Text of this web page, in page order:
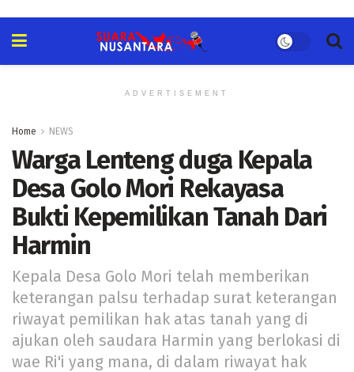
ADVERTISEMENT
Home NEWS
Warga Lenteng duga Kepala
Desa Golo Mori Rekayasa
Bukti Kepemilikan Tanah Dari
Harmin
Kepala Desa Golo Mori telah memberikan
keterangan palsu terhadap surat keterangan
riwayat pemilikan hak atas tanah yang di
ajukan oleh saudara Harmin yang berlokasi di
wae Ri'i yang mana, di dalam riwayat hak